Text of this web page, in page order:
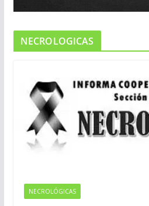
NECROLOGICAS
NECROLÓGICAS